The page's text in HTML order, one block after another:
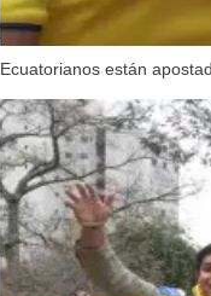
Ecuatorianos están